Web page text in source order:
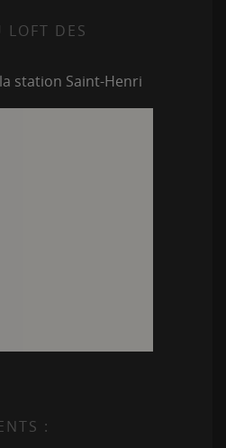
LOFT DES
station Saint-Henri
: